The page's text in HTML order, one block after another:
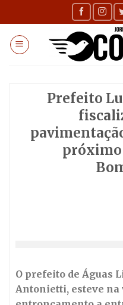
to
content
Prefeito
próximo
O prefeito de Águas
Antonietti, esteve na